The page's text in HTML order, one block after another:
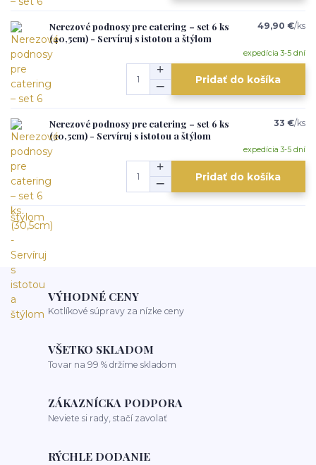
Nerezové podnosy pre catering – set 6 ks
(40,5cm) - Servíruj s istotou a štýlom
49,90 €/ks
expedícia 3-5 dní
Pridať do košíka
Nerezové podnosy pre catering – set 6 ks
(30,5cm) - Servíruj s istotou a štýlom
33 €/ks
expedícia 3-5 dní
Pridať do košíka
VÝHODNÉ CENY
Kotlíkové súpravy za nízke ceny
VŠETKO SKLADOM
Tovar na 99 % držíme skladom
ZÁKAZNÍCKA PODPORA
Neviete si rady, stačí zavolať
RÝCHLE DODANIE